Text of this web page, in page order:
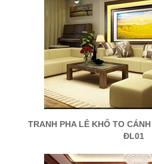
TRANH PHA LÊ KHỔ TO
ĐL01